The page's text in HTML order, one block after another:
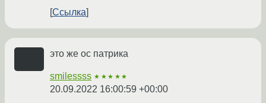
Ссылка
это же ос патрика
smilessss ★★★★★
20.09.2022 16:00:59 +00:00